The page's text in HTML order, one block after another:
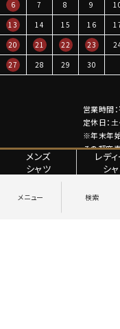
メンズ
シャツ
レデ
シ
6
7 8 9
13
14 15 16
20
21 22 23
27
28 29 30
営業時間
定休日：土
※年末年始
その都度
特定商取引法に関す
Copyright © YANAGIDA